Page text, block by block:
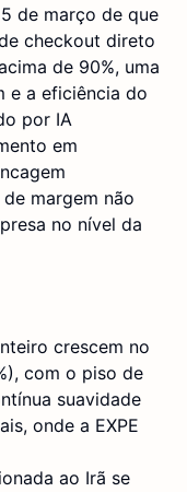
de março de que
checkout direto
de 90%, uma
e a eficiência do
por IA
em
margem não
no nível da
crescem no
com o piso de
suavidade
onde a EXPE
ao Irã se